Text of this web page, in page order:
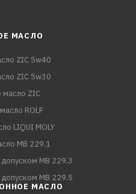
МАСЛО
ZIC 5w40
ZIC 5w30
ZIC
ROLF
LIQUI MOLY
MB 229.1
MB 229.3
MB 229.5
МАСЛО